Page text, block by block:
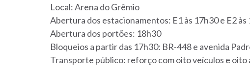
Local: Arena do Grêmio
Abertura dos estacionamentos: E1 às 17h30 e E2 às
Abertura dos portões: 18h30
Bloqueios a partir das 17h30: BR-448 e avenida
Transporte público: reforço com oito veículos e oito